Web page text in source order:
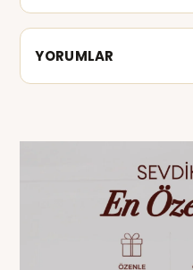
YORUMLAR